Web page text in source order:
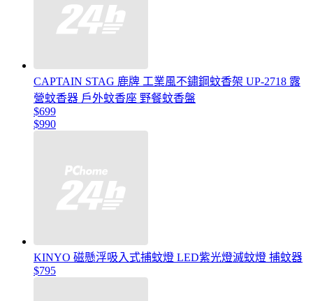
CAPTAIN STAG 鹿牌 工業風不鏽鋼蚊香架 UP-2718 露
營蚊香器 戶外蚊香座 野餐蚊香盤
$699
$990
KINYO 磁懸浮吸入式捕蚊燈 LED紫光燈滅蚊燈 捕蚊器
$795